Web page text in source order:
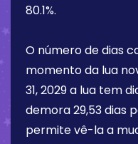
80.1%.
O número de dias
momento da lua
31, 2029a lua tem
demora 29,53 dias
permite vê-la a